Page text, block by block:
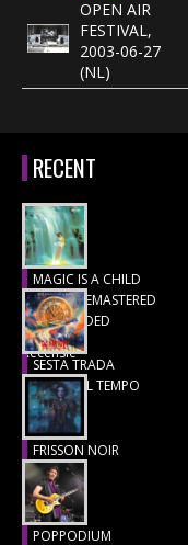
OPEN AIR
FESTIVAL,
2003-06-27
(NL)
RECENT
MAGIC IS A CHILD
(1977), REMASTERED
& EXTENDED
Recensie
SESTA TRADA
LUNGO IL TEMPO
Recensie
FRISSON NOIR
Recensie
POPPODIUM